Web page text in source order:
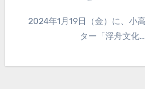
2024年1月19日（金）に、小高生涯学習セン
ター「浮舟文化…